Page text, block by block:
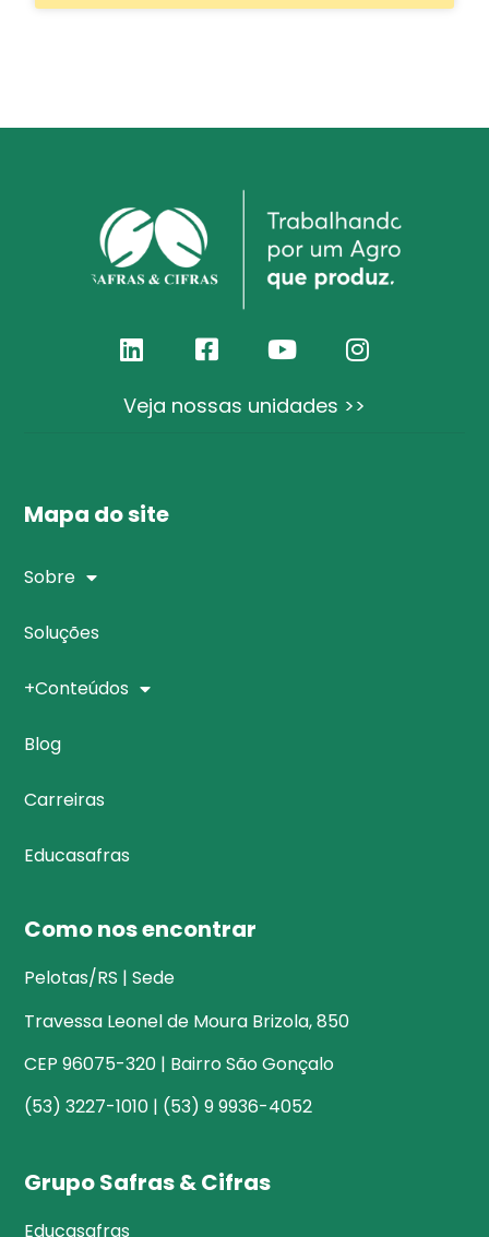
Veja nossas unidades >>
Mapa do site
Sobre
Soluções
+Conteúdos
Blog
Carreiras
Educasafras
Como nos encontrar
Pelotas/RS | Sede
Travessa Leonel de Moura Brizola, 850
CEP 96075-320 | Bairro São Gonçalo
(53) 3227-1010 | (53) 9 9936-4052
Grupo Safras & Cifras
Educasafras